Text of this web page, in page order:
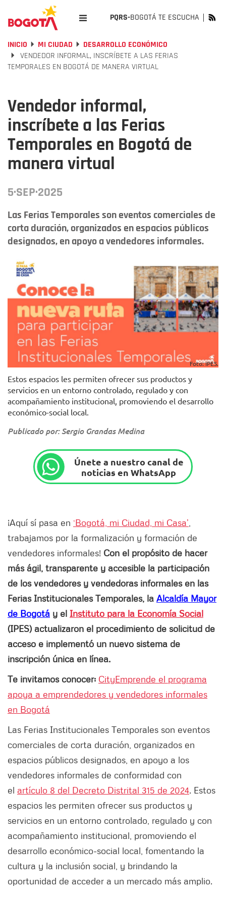
PQRS-BOGOTÁ TE ESCUCHA
INICIO MI CIUDAD
DESARROLLO ECONÓMICO
VENDEDOR INFORMAL, INSCRÍBETE A LAS FERIAS
TEMPORALES EN BOGOTÁ DE MANERA VIRTUAL
Vendedor informal,
inscríbete a las Ferias
Temporales en Bogotá de
manera virtual
5·SEP·2025
Las Ferias Temporales son eventos comerciales de
corta duración, organizados en espacios públicos
designados, en apoyo a vendedores informales.
Foto: IPES.
Estos espacios les permiten ofrecer sus productos y
servicios en un entorno controlado, regulado y con
acompañamiento institucional, promoviendo el desarrollo
económico-social local.
Publicado por: Sergio Grandas Medina
Únete a nuestro canal de
noticias en WhatsApp
¡Aquí sí pasa en ‘Bogotá, mi Ciudad, mi Casa’
trabajamos por la formalización y formación de
vendedores informales! Con el propósito de hacer
más ágil, transparente y accesible la participación
de los vendedores y vendedoras informales en las
Ferias Institucionales Temporales, la Alcaldía Mayor
de Bogotá y el Instituto para la Economía Social
(IPES) actualizaron el procedimiento de solicitud de
acceso e implementó un nuevo sistema de
inscripción única en línea.
Te invitamos conocer: CityEmprende el programa
apoya a emprendedores y vendedores informales
en Bogotá
Las Ferias Institucionales Temporales son eventos
comerciales de corta duración, organizados en
espacios públicos designados, en apoyo a los
vendedores informales de conformidad con
el artículo 8 del Decreto Distrital 315 de 2024. Estos
espacios les permiten ofrecer sus productos y
servicios en un entorno controlado, regulado y con
acompañamiento institucional, promoviendo el
desarrollo económico-social local, fomentando la
cultura y la inclusión social, y brindando la
oportunidad de acceder a un mercado más amplio.